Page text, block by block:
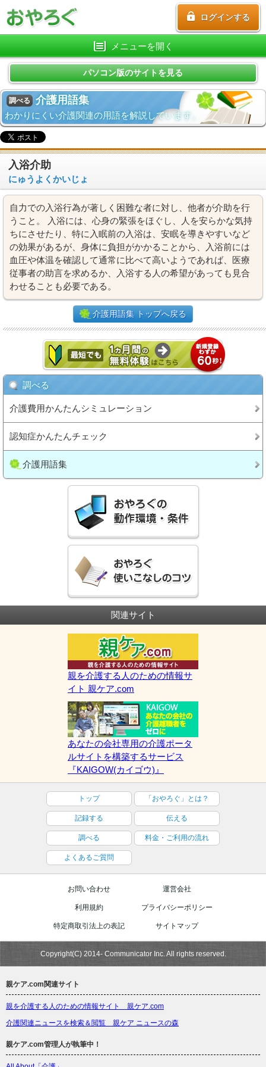
ログインする
メニューを開く
パソコン版のサイトを見る
調べる 介護用語集
わかりにくい介護関連の用語を解説しています。
入浴介助
にゅうよくかいじょ
自力での入浴行為が著しく困難な者に対し、他者が介助を行
うこと。 入浴には、心身の緊張をほぐし、人を安らかな気持
ちにさせたり、特に入眠前の入浴は、安眠を導きやすいなど
の効果があるが、身体に負担がかかることから、入浴前には
血圧や体温を確認して通常に比べて高いようであれば、医療
従事者の助言を求めるか、入浴する人の希望があっても見合
わせることも必要である。
介護用語集 トップへ戻る
調べる
介護費用かんたんシミュレーション
認知症かんたんチェック
介護用語集
関連サイト
親を介護する人のための情報サ
イト 親ケア.com
あなたの会社専用の介護ポータ
ルサイトを構築するサービス
『KAIGOW(カイゴウ)』
トップ 「おやろぐ」とは？
記録する 伝える
調べる 料金・ご利用の流れ
よくあるご質問
お問い合わせ 運営会社
利用規約 プライバシーポリシー
特定商取引法上の表記 サイトマップ
Copyright(C) 2014- Communicator Inc. All rights reserved.
親ケア.com関連サイト
親を介護する人のための情報サイト 親ケア.com
介護関連ニュースを検索＆閲覧 親ケア ニュースの森
親ケア.com管理人が執筆中！